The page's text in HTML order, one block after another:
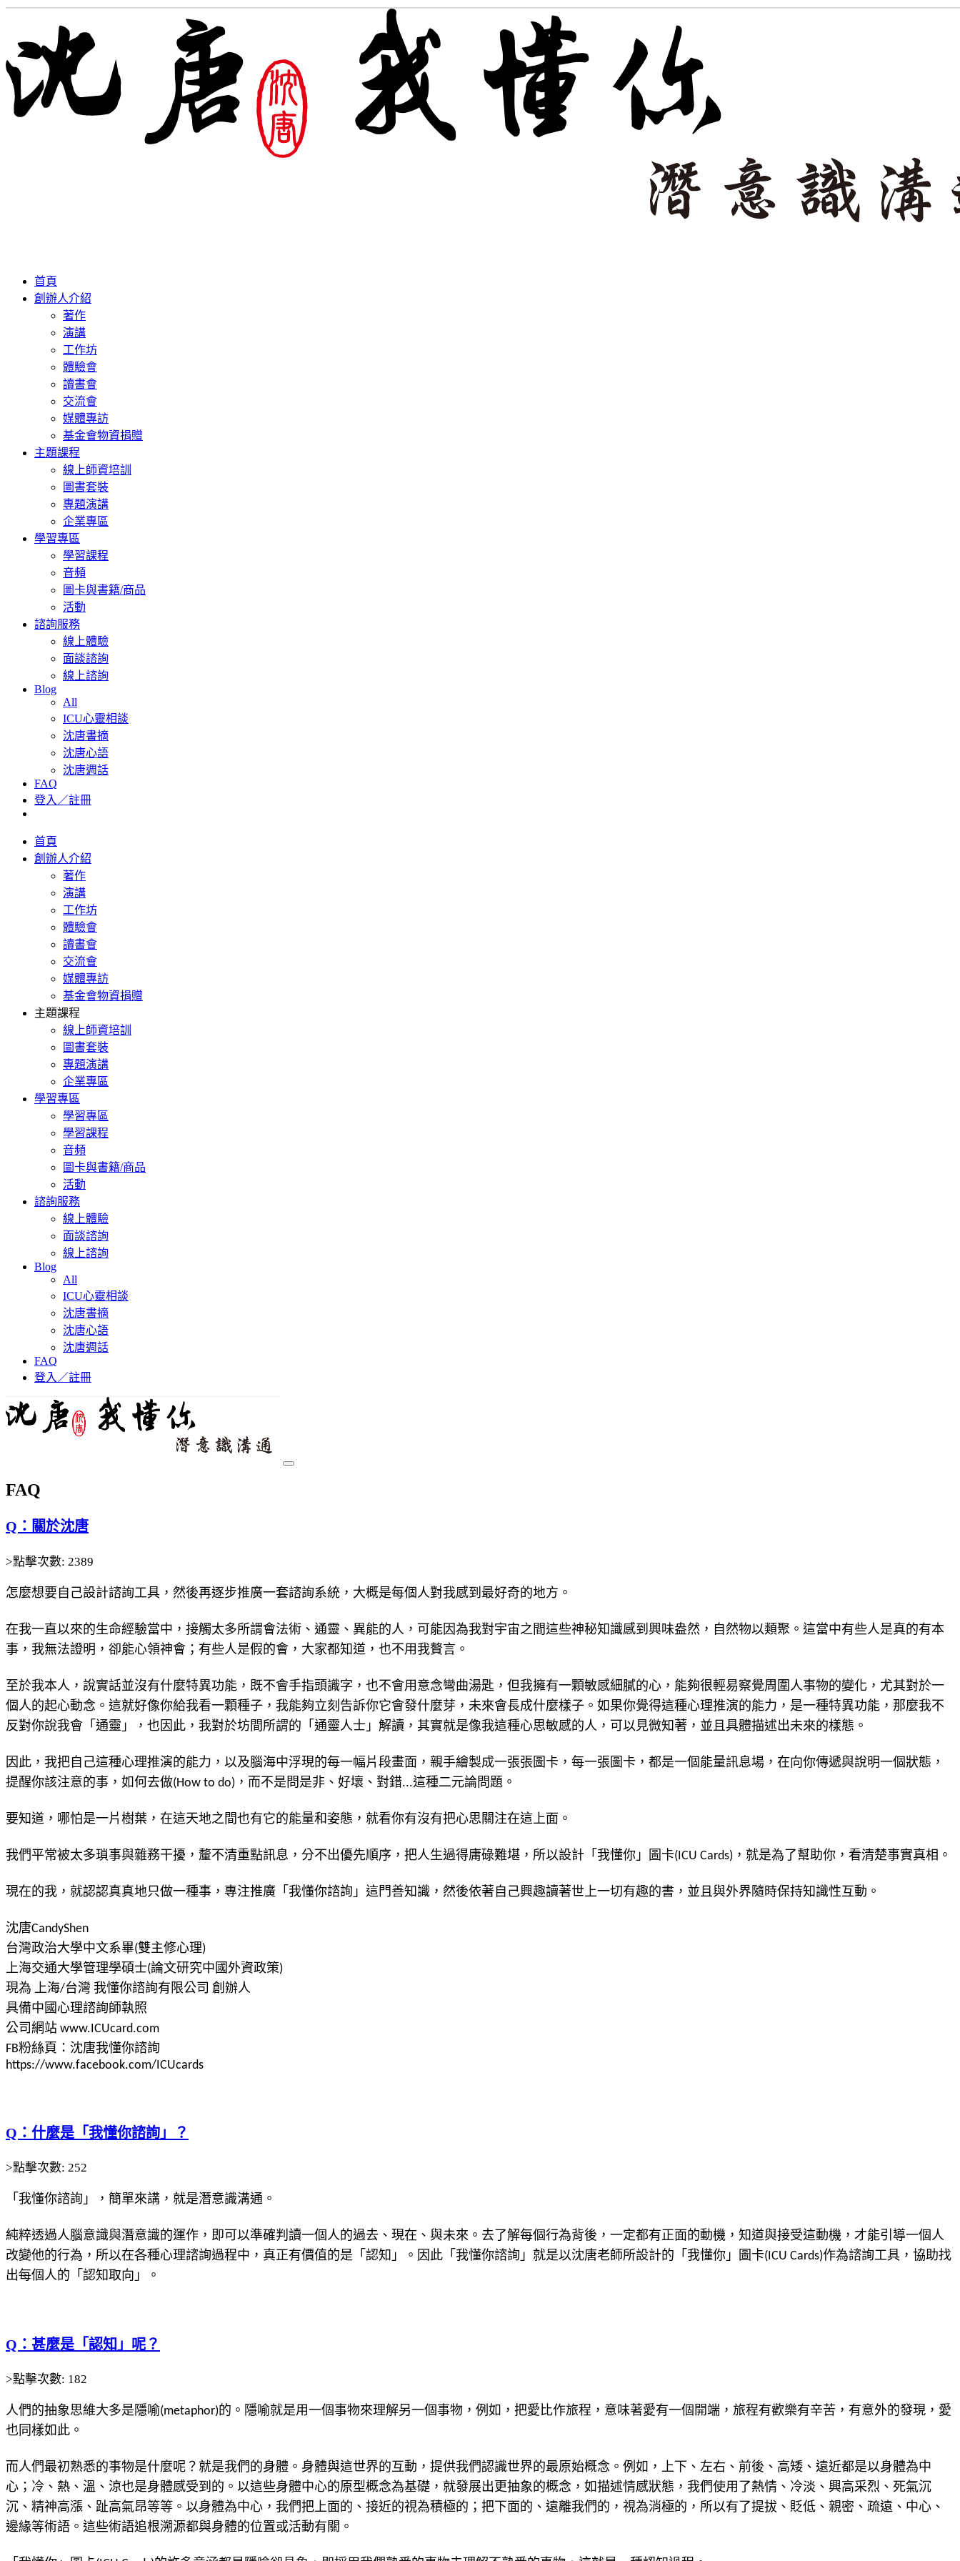
首頁
創辦人介紹
著作
演講
工作坊
體驗會
讀書會
交流會
媒體專訪
基金會物資捐贈
主題課程
線上師資培訓
圖書套裝
專題演講
企業專區
學習專區
學習課程
音頻
圖卡與書籍/商品
活動
諮詢服務
線上體驗
面談諮詢
線上諮詢
Blog
All
ICU心靈相談
沈唐書摘
沈唐心語
沈唐週話
FAQ
登入／註冊
首頁
創辦人介紹
著作
演講
工作坊
體驗會
讀書會
交流會
媒體專訪
基金會物資捐贈
主題課程
線上師資培訓
圖書套裝
專題演講
企業專區
學習專區
學習專區
學習課程
音頻
圖卡與書籍/商品
活動
諮詢服務
線上體驗
面談諮詢
線上諮詢
Blog
All
ICU心靈相談
沈唐書摘
沈唐心語
沈唐週話
FAQ
登入／註冊
FAQ
Q：關於沈唐
>點擊次數: 2389
怎麼想要自己設計諮詢工具，然後再逐步推廣一套諮詢系統，大概是每個人對我感到最好奇的地方。
在我一直以來的生命經驗當中，接觸太多所謂會法術、通靈、異能的人，可能因為我對宇宙之間這些神秘知識感到興味盎然，自然物以類聚。這當中有些人是真的有本
事，我無法證明，卻能心領神會；有些人是假的會，大家都知道，也不用我贅言。
至於我本人，說實話並沒有什麼特異功能，既不會手指頭識字，也不會用意念彎曲湯匙，但我擁有一顆敏感細膩的心，能夠很輕易察覺周圍人事物的變化，尤其對於一
個人的起心動念。這就好像你給我看一顆種子，我能夠立刻告訴你它會發什麼芽，未來會長成什麼樣子。如果你覺得這種心理推演的能力，是一種特異功能，那麼我不
反對你說我會「通靈」，也因此，我對於坊間所謂的「通靈人士」解讀，其實就是像我這種心思敏感的人，可以見微知著，並且具體描述出未來的樣態。
因此，我把自己這種心理推演的能力，以及腦海中浮現的每一幅片段畫面，親手繪製成一張張圖卡，每一張圖卡，都是一個能量訊息場，在向你傳遞與說明一個狀態，
提醒你該注意的事，如何去做(How to do)，而不是問是非、好壞、對錯...這種二元論問題。
要知道，哪怕是一片樹葉，在這天地之間也有它的能量和姿態，就看你有沒有把心思關注在這上面。
我們平常被太多瑣事與雜務干擾，釐不清重點訊息，分不出優先順序，把人生過得庸碌難堪，所以設計「我懂你」圖卡(ICU Cards)，就是為了幫助你，看清楚事實真相。
現在的我，就認認真真地只做一種事，專注推廣「我懂你諮詢」這門善知識，然後依著自己興趣讀著世上一切有趣的書，並且與外界隨時保持知識性互動。
沈唐CandyShen
台灣政治大學中文系畢(雙主修心理)
上海交通大學管理學碩士(論文研究中國外資政策)
現為 上海/台灣 我懂你諮詢有限公司 創辦人
具備中國心理諮詢師執照
公司網站 www.ICUcard.com
FB粉絲頁：沈唐我懂你諮詢
https://www.facebook.com/ICUcards
Q：什麼是「我懂你諮詢」？
>點擊次數: 252
「我懂你諮詢」，簡單來講，就是潛意識溝通。
純粹透過人腦意識與潛意識的運作，即可以準確判讀一個人的過去、現在、與未來。去了解每個行為背後，一定都有正面的動機，知道與接受這動機，才能引導一個人
改變他的行為，所以在各種心理諮詢過程中，真正有價值的是「認知」。因此「我懂你諮詢」就是以沈唐老師所設計的「我懂你」圖卡(ICU Cards)作為諮詢工具，協助找
出每個人的「認知取向」。
Q：甚麼是「認知」呢？
>點擊次數: 182
人們的抽象思維大多是隱喻(metaphor)的。隱喻就是用一個事物來理解另一個事物，例如，把愛比作旅程，意味著愛有一個開端，旅程有歡樂有辛苦，有意外的發現，愛
也同樣如此。
而人們最初熟悉的事物是什麼呢？就是我們的身體。身體與這世界的互動，提供我們認識世界的最原始概念。例如，上下、左右、前後、高矮、遠近都是以身體為中
心；冷、熱、溫、涼也是身體感受到的。以這些身體中心的原型概念為基礎，就發展出更抽象的概念，如描述情感狀態，我們使用了熱情、冷淡、興高采烈、死氣沉
沉、精神高漲、趾高氣昂等等。以身體為中心，我們把上面的、接近的視為積極的；把下面的、遠離我們的，視為消極的，所以有了提拔、貶低、親密、疏遠、中心、
邊緣等術語。這些術語追根溯源都與身體的位置或活動有關。